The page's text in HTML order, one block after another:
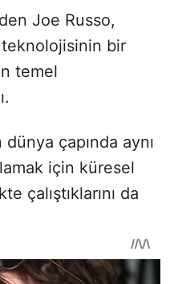
Joe Russo,
bir
temel
çapında aynı
için küresel
çalıştıklarını da